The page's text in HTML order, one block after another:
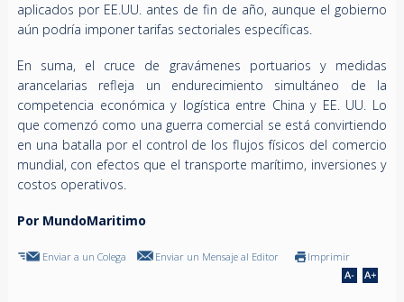
aplicados por EE.UU. antes de fin de año, aunque el gobierno
aún podría imponer tarifas sectoriales específicas.
En suma, el cruce de gravámenes portuarios y medidas
arancelarias refleja un endurecimiento simultáneo de la
competencia económica y logística entre China y EE. UU. Lo
que comenzó como una guerra comercial se está convirtiendo
en una batalla por el control de los flujos físicos del comercio
mundial, con efectos que el transporte marítimo, inversiones y
costos operativos.
Por MundoMaritimo
Enviar a un Colega Enviar un Mensaje al Editor Imprimir